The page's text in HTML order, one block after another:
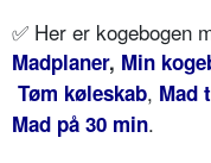
✅ Her er kogebogen
Madplaner, Min
Tøm køleskab, Mad
Mad på 30 min.